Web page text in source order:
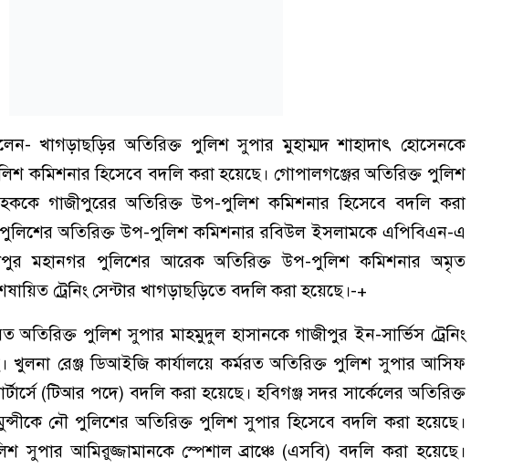
খাগড়াছড়ির অতিরিক্ত পুলিশ সুপার মুহাম্মদ শাহাদাৎ হোসেনকে
কমিশনার হিসেবে বদলি করা হয়েছে। গোপালগঞ্জের অতিরিক্ত পুলিশ
গাজীপুরের অতিরিক্ত উপ-পুলিশ কমিশনার হিসেবে বদলি করা
অতিরিক্ত উপ-পুলিশ কমিশনার রবিউল ইসলামকে এপিবিএন-এ
মহানগর পুলিশের আরেক অতিরিক্ত উপ-পুলিশ কমিশনার অমৃত
ট্রেনিং সেন্টার খাগড়াছড়িতে বদলি করা হয়েছে।-+
অতিরিক্ত পুলিশ সুপার মাহমুদুল হাসানকে গাজীপুর ইন-সার্ভিস ট্রেনিং
খুলনা রেঞ্জ ডিআইজি কার্যালয়ে কর্মরত অতিরিক্ত পুলিশ সুপার আসিফ
(টিআর পদে) বদলি করা হয়েছে। হবিগঞ্জ সদর সার্কেলের অতিরিক্ত
নৌ পুলিশের অতিরিক্ত পুলিশ সুপার হিসেবে বদলি করা হয়েছে।
সুপার আমিরুজ্জামানকে স্পেশাল ব্রাঞ্চে (এসবি) বদলি করা হয়েছে।